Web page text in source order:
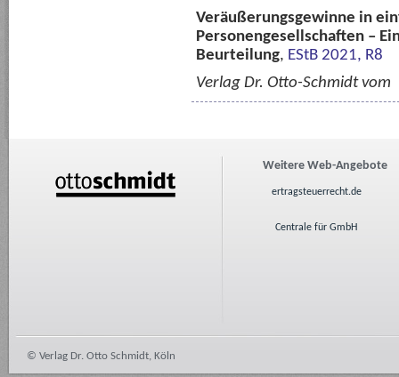
Veräußerungsgewinne in
Personengesellschaften –
Beurteilung, EStB 2021, R8
Verlag Dr. Otto-Schmidt vom
Weitere Web-Angebote
ertragsteuerrecht.de
Centrale für GmbH
© Verlag Dr. Otto Schmidt, Köln